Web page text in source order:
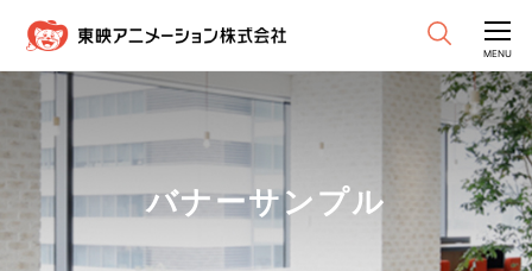
CLOSE
MENU
バナーサンプル